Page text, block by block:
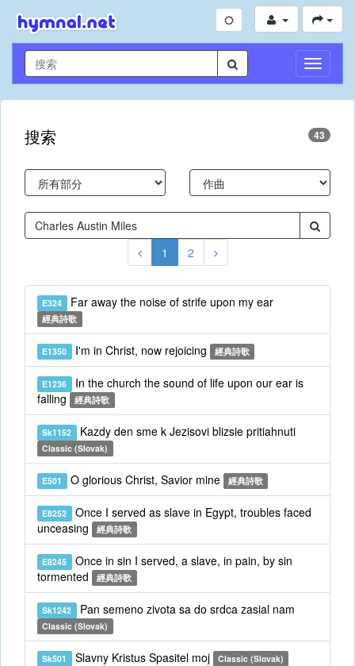
切
換
導
搜索 43
1 2
E324 Far away the noise of strife upon my ear
經典詩歌
E1350 I'm in Christ, now rejoicing 經典詩歌
E1236 In the church the sound of life upon our ear is
falling
經典詩歌
Sk1152 Kazdy den sme k Jezisovi blizsie pritiahnuti
Classic (Slovak)
E501 O glorious Christ, Savior mine 經典詩歌
E8252 Once I served as slave in Egypt, troubles faced
unceasing
經典詩歌
E8245 Once in sin I served, a slave, in pain, by sin
tormented
經典詩歌
Sk1242 Pan semeno zivota sa do srdca zasial nam
Classic (Slovak)
Sk501 Slavny Kristus Spasitel moj Classic (Slovak)